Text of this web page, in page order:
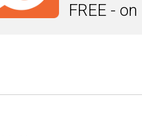
FREE -